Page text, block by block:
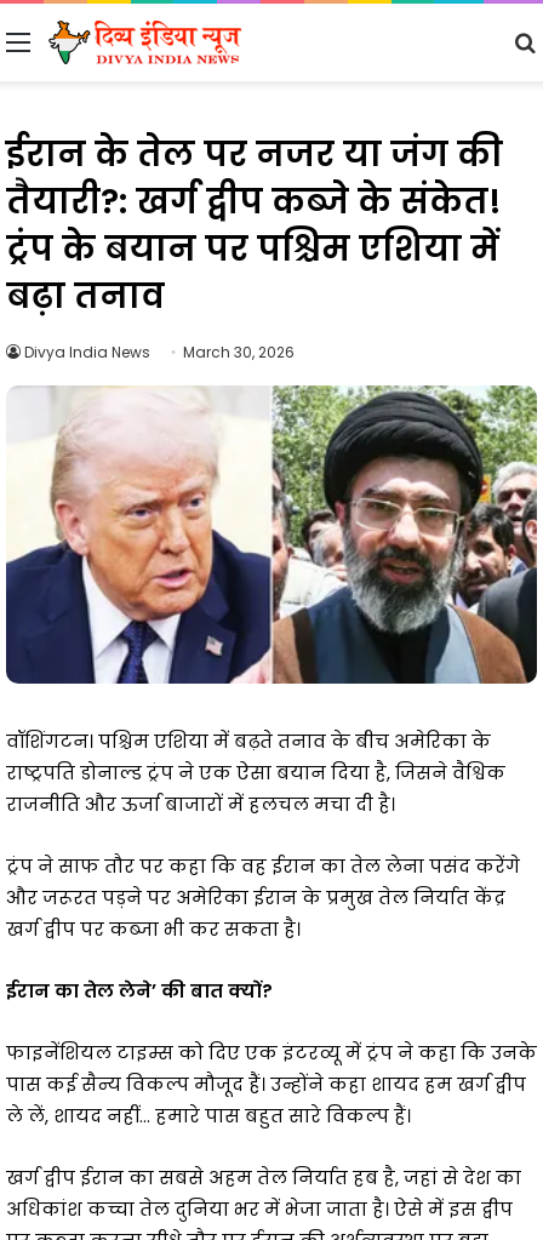
Menu
ईरान के तेल पर नजर या जंग की
तैयारी?: खर्ग द्वीप कब्जे के संकेत!
ट्रंप के बयान पर पश्चिम एशिया में
बढ़ा तनाव
Divya India News March 30, 2026
वॉशिंगटन। पश्चिम एशिया में बढ़ते तनाव के बीच अमेरिका के
राष्ट्रपति डोनाल्ड ट्रंप ने एक ऐसा बयान दिया है, जिसने वैश्विक
राजनीति और ऊर्जा बाजारों में हलचल मचा दी है।
ट्रंप ने साफ तौर पर कहा कि वह ईरान का तेल लेना पसंद करेंगे
और जरूरत पड़ने पर अमेरिका ईरान के प्रमुख तेल निर्यात केंद्र
खर्ग द्वीप पर कब्जा भी कर सकता है।
ईरान का तेल लेने’ की बात क्यों?
फाइनेंशियल टाइम्स को दिए एक इंटरव्यू में ट्रंप ने कहा कि उनके
पास कई सैन्य विकल्प मौजूद हैं। उन्होंने कहा शायद हम खर्ग द्वीप
ले लें, शायद नहीं… हमारे पास बहुत सारे विकल्प हैं।
खर्ग द्वीप ईरान का सबसे अहम तेल निर्यात हब है, जहां से देश का
अधिकांश कच्चा तेल दुनिया भर में भेजा जाता है। ऐसे में इस द्वीप